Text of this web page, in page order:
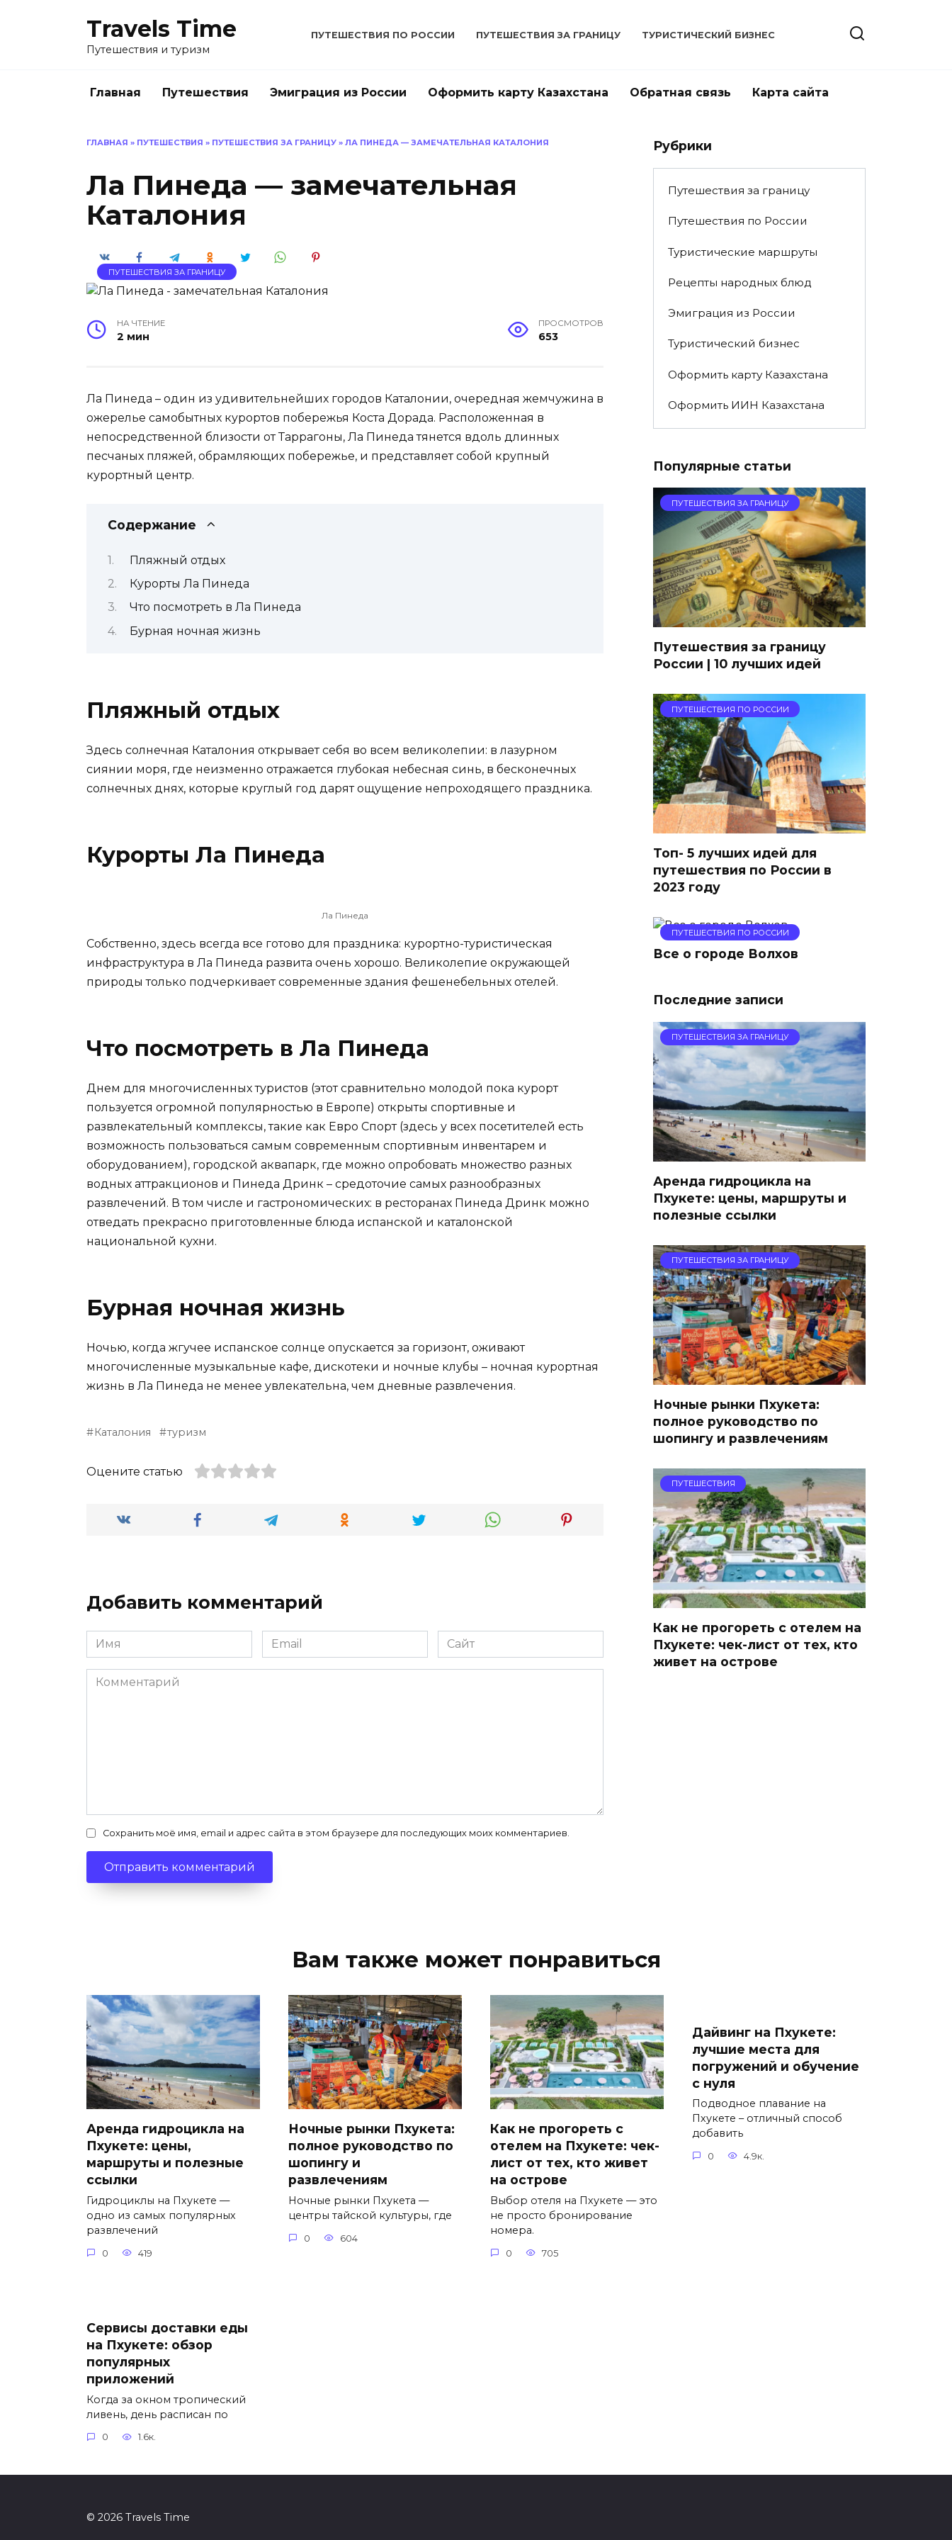
Travels Time
Путешествия и туризм
ПУТЕШЕСТВИЯ ПО РОССИИ ПУТЕШЕСТВИЯ ЗА ГРАНИЦУ ТУРИСТИЧЕСКИЙ БИЗНЕС
Главная Путешествия Эмиграция из России Оформить карту Казахстана Обратная связь Карта сайта
ГЛАВНАЯ » ПУТЕШЕСТВИЯ » ПУТЕШЕСТВИЯ ЗА ГРАНИЦУ » ЛА ПИНЕДА — ЗАМЕЧАТЕЛЬНАЯ КАТАЛОНИЯ
Ла Пинеда — замечательная
Каталония
ПУТЕШЕСТВИЯ ЗА ГРАНИЦУ
НА ЧТЕНИЕ
2 мин
ПРОСМОТРОВ
653
Ла Пинеда – один из удивительнейших городов Каталонии, очередная жемчужина в
ожерелье самобытных курортов побережья Коста Дорада. Расположенная в
непосредственной близости от Таррагоны, Ла Пинеда тянется вдоль длинных
песчаных пляжей, обрамляющих побережье, и представляет собой крупный
курортный центр.
Содержание
Пляжный отдых
Курорты Ла Пинеда
Что посмотреть в Ла Пинеда
Бурная ночная жизнь
Пляжный отдых
Здесь солнечная Каталония открывает себя во всем великолепии: в лазурном
сиянии моря, где неизменно отражается глубокая небесная синь, в бесконечных
солнечных днях, которые круглый год дарят ощущение непроходящего праздника.
Курорты Ла Пинеда
Ла Пинеда
Собственно, здесь всегда все готово для праздника: курортно-туристическая
инфраструктура в Ла Пинеда развита очень хорошо. Великолепие окружающей
природы только подчеркивает современные здания фешенебельных отелей.
Что посмотреть в Ла Пинеда
Днем для многочисленных туристов (этот сравнительно молодой пока курорт
пользуется огромной популярностью в Европе) открыты спортивные и
развлекательный комплексы, такие как Евро Спорт (здесь у всех посетителей есть
возможность пользоваться самым современным спортивным инвентарем и
оборудованием), городской аквапарк, где можно опробовать множество разных
водных аттракционов и Пинеда Дринк – средоточие самых разнообразных
развлечений. В том числе и гастрономических: в ресторанах Пинеда Дринк можно
отведать прекрасно приготовленные блюда испанской и каталонской
национальной кухни.
Бурная ночная жизнь
Ночью, когда жгучее испанское солнце опускается за горизонт, оживают
многочисленные музыкальные кафе, дискотеки и ночные клубы – ночная курортная
жизнь в Ла Пинеда не менее увлекательна, чем дневные развлечения.
Каталония туризм
Оцените статью
Добавить комментарий
Имя
*
Email
*
Сайт
Комментарий
Сохранить моё имя, email и адрес сайта в этом браузере для последующих моих комментариев.
Рубрики
Путешествия за границу
Путешествия по России
Туристические маршруты
Рецепты народных блюд
Эмиграция из России
Туристический бизнес
Оформить карту Казахстана
Оформить ИИН Казахстана
Популярные статьи
ПУТЕШЕСТВИЯ ЗА ГРАНИЦУ
Путешествия за границу
России | 10 лучших идей
ПУТЕШЕСТВИЯ ПО РОССИИ
Топ- 5 лучших идей для
путешествия по России в
2023 году
ПУТЕШЕСТВИЯ ПО РОССИИ
Все о городе Волхов
Последние записи
ПУТЕШЕСТВИЯ ЗА ГРАНИЦУ
Аренда гидроцикла на
Пхукете: цены, маршруты и
полезные ссылки
ПУТЕШЕСТВИЯ ЗА ГРАНИЦУ
Ночные рынки Пхукета:
полное руководство по
шопингу и развлечениям
ПУТЕШЕСТВИЯ
Как не прогореть с отелем на
Пхукете: чек-лист от тех, кто
живет на острове
Вам также может понравиться
Аренда гидроцикла на
Пхукете: цены,
маршруты и полезные
ссылки
Гидроциклы на Пхукете —
одно из самых популярных
развлечений
0 419
Ночные рынки Пхукета:
полное руководство по
шопингу и
развлечениям
Ночные рынки Пхукета —
центры тайской культуры, где
0 604
Как не прогореть с
отелем на Пхукете: чек-
лист от тех, кто живет
на острове
Выбор отеля на Пхукете — это
не просто бронирование
номера.
0 705
Дайвинг на Пхукете:
лучшие места для
погружений и обучение
с нуля
Подводное плавание на
Пхукете – отличный способ
добавить
0 4.9к.
Сервисы доставки еды
на Пхукете: обзор
популярных
приложений
Когда за окном тропический
ливень, день расписан по
0 1.6к.
© 2026 Travels Time